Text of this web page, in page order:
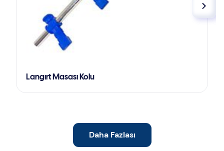
Langırt Masası Kolu
Daha Fazlası